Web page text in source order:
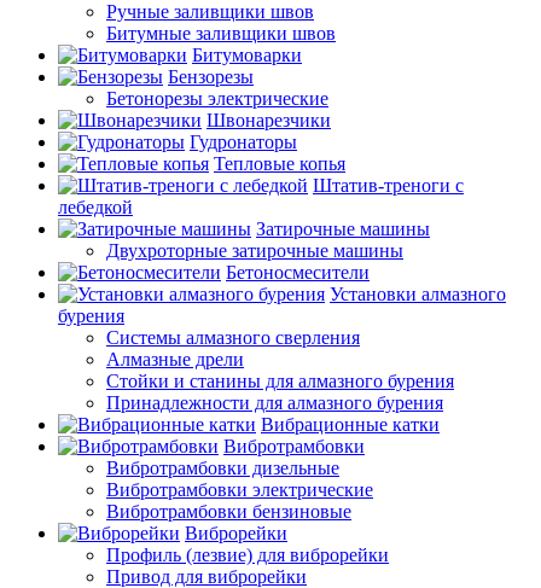
Ручные заливщики швов
Битумные заливщики швов
Битумоварки
Бензорезы
Бетонорезы электрические
Швонарезчики
Гудронаторы
Тепловые копья
Штатив-треноги с
лебедкой
Затирочные машины
Двухроторные затирочные машины
Бетоносмесители
Установки алмазного
бурения
Системы алмазного сверления
Алмазные дрели
Стойки и станины для алмазного бурения
Принадлежности для алмазного бурения
Вибрационные катки
Вибротрамбовки
Вибротрамбовки дизельные
Вибротрамбовки электрические
Вибротрамбовки бензиновые
Виброрейки
Профиль (лезвие) для виброрейки
Привод для виброрейки